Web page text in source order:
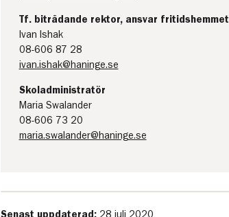
Tf. biträdande rektor, ansvar fritidshemmet
Ivan Ishak
08-606 87 28
ivan.ishak@haninge.se
Skoladministratör
Maria Swalander
08-606 73 20
maria.swalander@haninge.se
Senast uppdaterad: 28 juli 2020